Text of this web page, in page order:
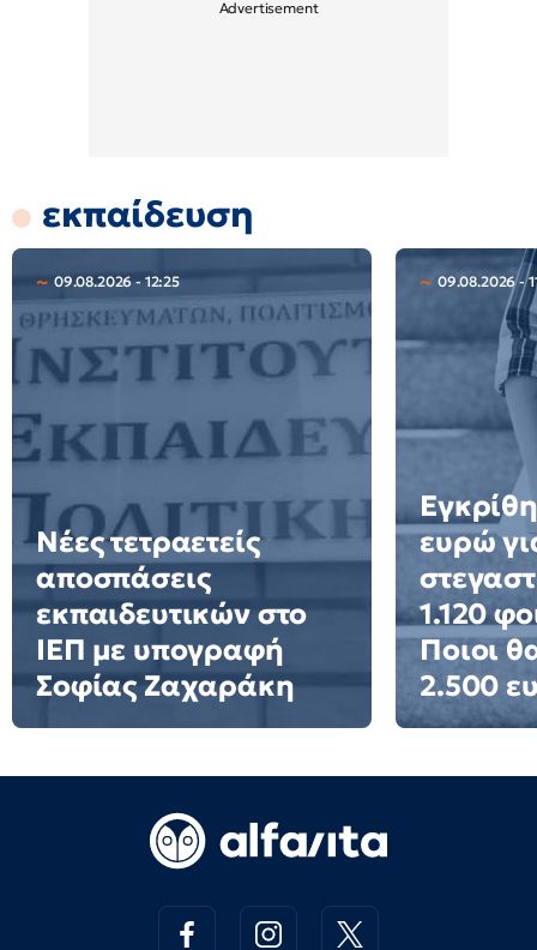
εκπαίδευση
09.08.2026 - 12:25
Νέες τετραετείς
αποσπάσεις
εκπαιδευτικών στο
ΙΕΠ με υπογραφή
Σοφίας Ζαχαράκη
09.08.2026 -
ευρώ
1.120
Ποιοι
2.500